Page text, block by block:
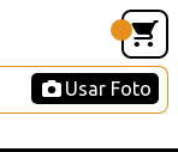
Usar Foto